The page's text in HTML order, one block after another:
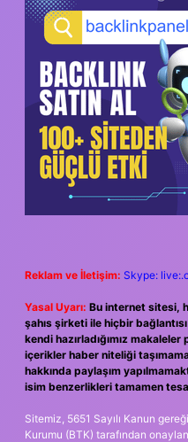
Reklam ve İletişim: Skype:
Yasal Uyarı: Bu internet sitesi,
şahıs şirketi ile hiçbir
kendi hazırladığımız
içerikler haber niteliği
hakkında paylaşım
isim benzerlikleri tamamen
Sitemiz, 5651 Sayılı Kanun
Kurumu (BTK) tarafından